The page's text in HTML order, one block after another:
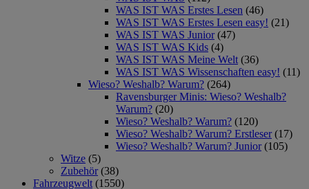
WAS IST WAS Erstes Lesen (46)
WAS IST WAS Erstes Lesen easy! (21)
WAS IST WAS Junior (47)
WAS IST WAS Kids (4)
WAS IST WAS Meine Welt (36)
WAS IST WAS Wissenschaften easy! (11)
Wieso? Weshalb? Warum? (264)
Ravensburger Minis: Wieso? Weshalb?
Warum? (20)
Wieso? Weshalb? Warum? (120)
Wieso? Weshalb? Warum? Erstleser (17)
Wieso? Weshalb? Warum? Junior (105)
Witze (5)
Zubehör (38)
Fahrzeugwelt (1550)